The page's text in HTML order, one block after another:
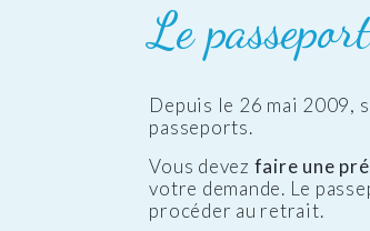
Le
Depuis le 26 mai 2009,
passeports.
Vous devez faire une
votre demande. Le
procéder au retrait.